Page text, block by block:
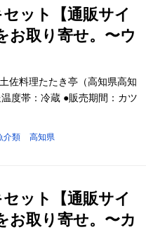
ット【通販サイ
お取り寄せ。〜ウ
佐料理たたき亭（高知県高知
度帯：冷蔵 ●販売期間：カツ
介類 高知県
ット【通販サイ
お取り寄せ。〜カ